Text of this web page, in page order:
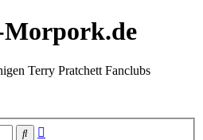
Terry Pratchett Fanclubs
Suche